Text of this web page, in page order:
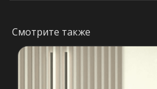
Смотрите также
Остались вопросы?